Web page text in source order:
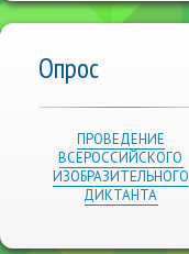
Опрос
ПРОВЕДЕНИЕ
ВСЕРОССИЙСКОГО
ИЗОБРАЗИТЕЛЬНОГО
ДИКТАНТА